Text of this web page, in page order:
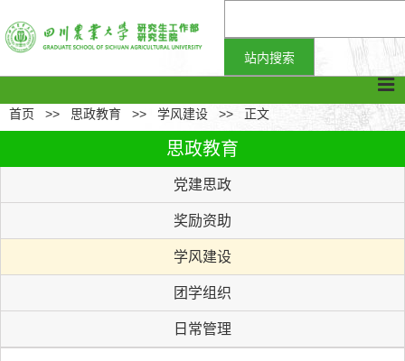
首页 >> 思政教育 >> 学风建设 >> 正文
思政教育
党建思政
奖励资助
学风建设
团学组织
日常管理